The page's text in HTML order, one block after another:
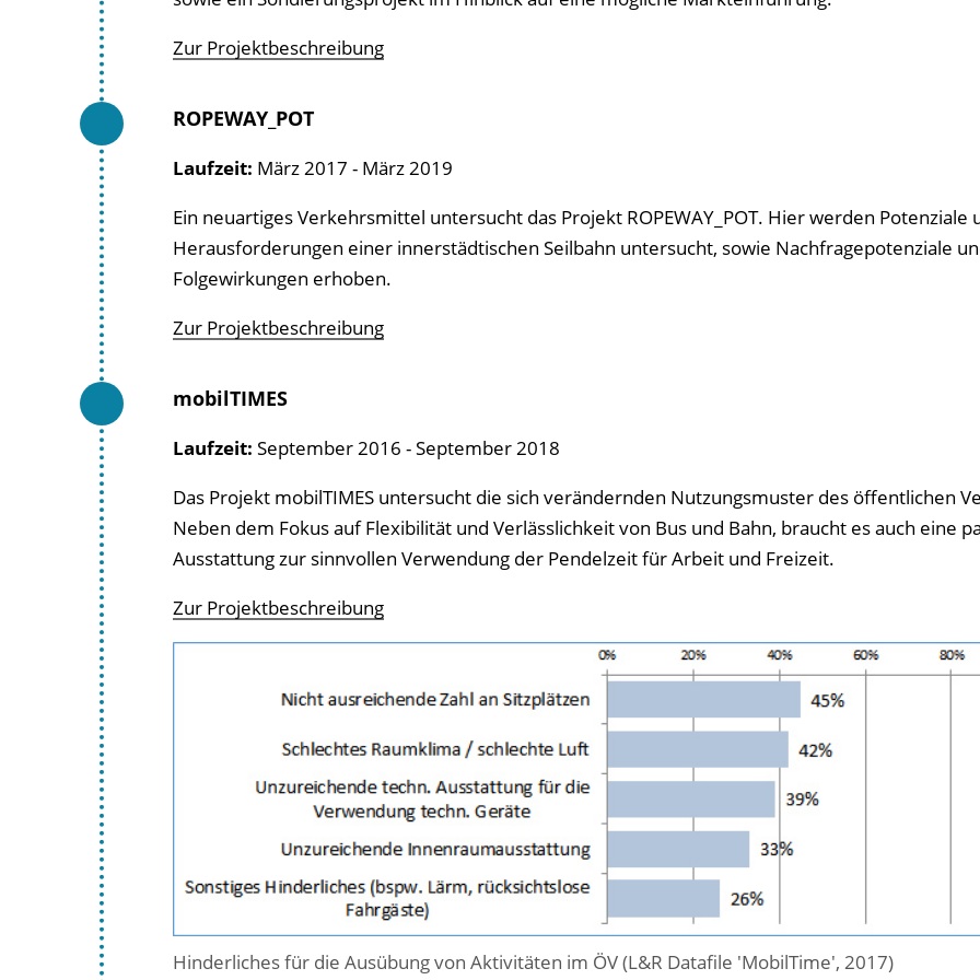
Zur Projektbeschreibung
ROPEWAY_POT
Laufzeit: März 2017 - März 2019
Ein neuartiges Verkehrsmittel untersucht das Projekt ROPEWAY_POT. Hier werden Potenziale
Herausforderungen einer innerstädtischen Seilbahn untersucht, sowie Nachfragepotenziale
Folgewirkungen erhoben.
Zur Projektbeschreibung
mobilTIMES
Laufzeit: September 2016 - September 2018
Das Projekt mobilTIMESuntersucht die sich verändernden Nutzungsmuster des öffentlichen
Neben dem Fokus auf Flexibilität und Verlässlichkeit von Bus und Bahn, braucht es auch eine
Ausstattung zur sinnvollen Verwendung der Pendelzeit für Arbeit und Freizeit.
Zur Projektbeschreibung
Hinderliches für die Ausübung von Aktivitäten im ÖV (L&R Datafile 'MobilTime', 2017)